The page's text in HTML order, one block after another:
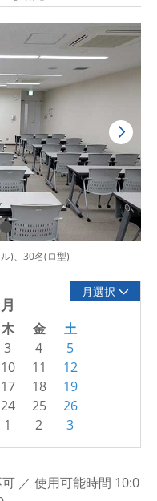
)、30名(ロ型)
月選択
木 金 土
3 4
5
10 11
12
17 18
19
24 25
26
1 2 3
／ 使用可能時間 10:0